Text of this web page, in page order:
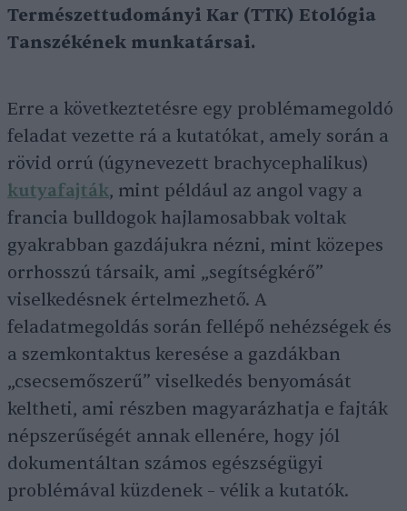
Természettudományi Kar (TTK) Etológia
Tanszékének munkatársai.
Erre a következtetésre egy problémamegoldó
feladat vezette rá a kutatókat, amely során a
rövid orrú (úgynevezett brachycephalikus)
kutyafajták, mint például az angol vagy a
francia bulldogok hajlamosabbak voltak
gyakrabban gazdájukra nézni, mint közepes
orrhosszú társaik, ami „segítségkérő”
viselkedésnek értelmezhető. A
feladatmegoldás során fellépő nehézségek és
a szemkontaktus keresése a gazdákban
„csecsemőszerű” viselkedés benyomását
keltheti, ami részben magyarázhatja e fajták
népszerűségét annak ellenére, hogy jól
dokumentáltan számos egészségügyi
problémával küzdenek – vélik a kutatók.